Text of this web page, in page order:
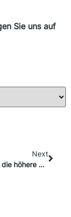
Sie uns auf
Next
Reaktion auf die höhere Nachfrage nach angepassten Haushalts- und Küchengeräten